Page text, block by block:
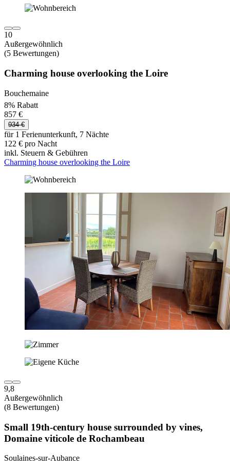
10
Außergewöhnlich
(5 Bewertungen)
Charming house overlooking the Loire
Bouchemaine
8% Rabatt
857 €
934 €
für 1 Ferienunterkunft, 7 Nächte
122 € pro Nacht
inkl. Steuern & Gebühren
Charming house overlooking the Loire
9,8
Außergewöhnlich
(8 Bewertungen)
Small 19th-century house surrounded by vines,
Domaine viticole de Rochambeau
Soulaines-sur-Aubance